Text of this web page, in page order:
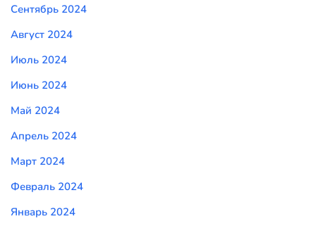
Сентябрь 2024
Август 2024
Июль 2024
Июнь 2024
Май 2024
Апрель 2024
Март 2024
Февраль 2024
Январь 2024